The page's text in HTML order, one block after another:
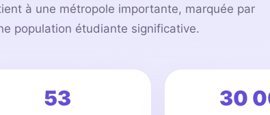
à une métropole importante, marquée par
population étudiante significative.
53 30